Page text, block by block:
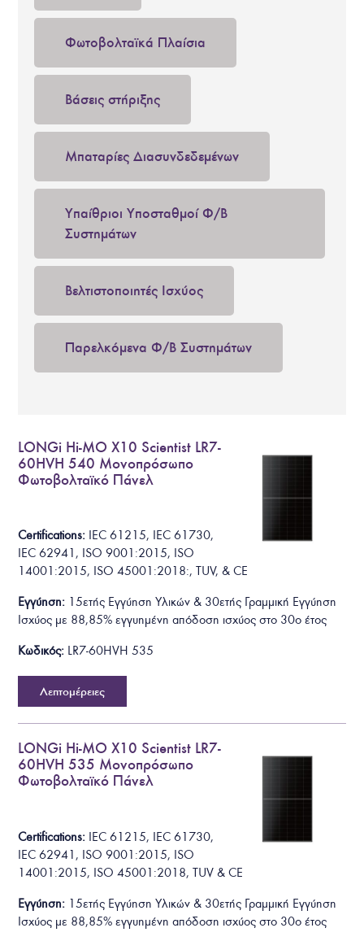
Φωτοβολταϊκά Πλαίσια
Βάσεις στήριξης
Μπαταρίες Διασυνδεδεμένων
Υπαίθριοι Υποσταθμοί Φ/Β
Συστημάτων
Βελτιστοποιητές Ισχύος
Παρελκόμενα Φ/Β Συστημάτων
LONGi Hi-MO X10 Scientist LR7-
60HVH 540 Μονοπρόσωπο
Φωτοβολταϊκό Πάνελ
Certifications: IEC 61215, IEC 61730,
IEC 62941 , ISO 9001:2015, ISO
14001:2015, ISO 45001:2018:, TUV, & CE
Εγγύηση: 15ετής Εγγύηση Υλικών & 30ετής Γραμμική Εγγύηση
Ισχύος με 88,85% εγγυημένη απόδοση ισχύος στο 30ο έτος
Κωδικός: LR7-60HVH 535
Λεπτομέρειες
LONGi Hi-MO X10 Scientist LR7-
60HVH 535 Μονοπρόσωπο
Φωτοβολταϊκό Πάνελ
Certifications: IEC 61215, IEC 61730,
IEC 62941 , ISO 9001:2015, ISO
14001:2015, ISO 45001:2018, TUV & CE
Εγγύηση: 15ετής Εγγύηση Υλικών & 30ετής Γραμμική Εγγύηση
Ισχύος με 88,85% εγγυημένη απόδοση ισχύος στο 30ο έτος